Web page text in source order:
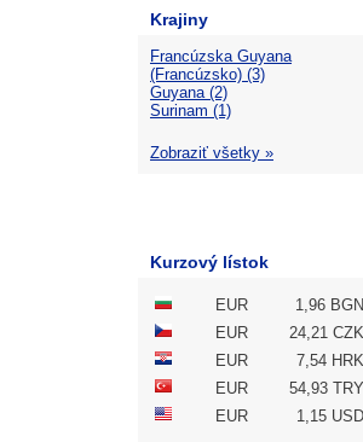
Krajiny
Francúzska Guyana
(Francúzsko) (3)
Guyana (2)
Surinam (1)
Zobraziť všetky »
Kurzový lístok
EUR
1,96 BGN
EUR
24,21 CZK
EUR
7,54 HRK
EUR
54,93 TRY
EUR
1,15 USD